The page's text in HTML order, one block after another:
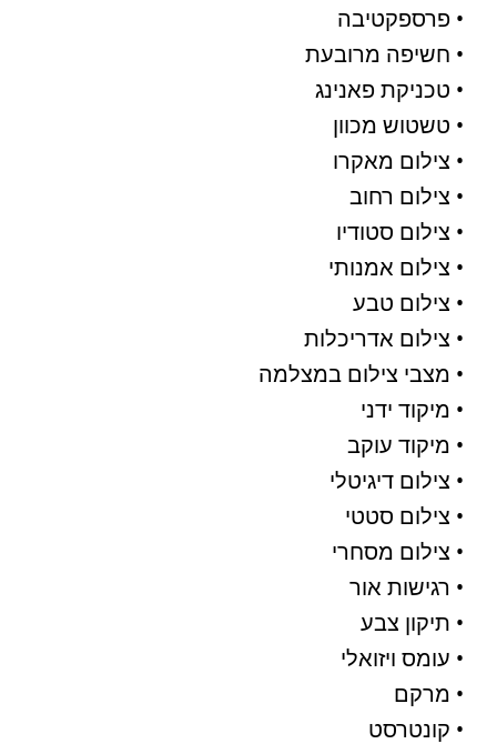
• פרספקטיבה
• חשיפה מרובעת
• טכניקת פאנינג
• טשטוש מכוון
• צילום מאקרו
• צילום רחוב
• צילום סטודיו
• צילום אמנותי
• צילום טבע
• צילום אדריכלות
• מצבי צילום במצלמה
• מיקוד ידני
• מיקוד עוקב
• צילום דיגיטלי
• צילום סטטי
• צילום מסחרי
• רגישות אור
• תיקון צבע
• עומס ויזואלי
• מרקם
• קונטרסט